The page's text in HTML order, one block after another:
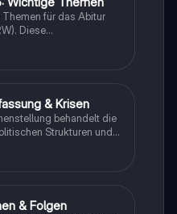
für das Abitur
Diese
die wichtigsten
über die Weimarer
Nationalsozialismus,
Potsdamer
& Krisen
behandelt die
Strukturen und
von 1919 bis 1933.
des
für das Geschichts-
& Folgen